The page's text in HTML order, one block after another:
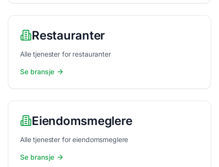
Restauranter
Alle tjenester for restauranter
Se bransje
Eiendomsmeglere
Alle tjenester for eiendomsmeglere
Se bransje